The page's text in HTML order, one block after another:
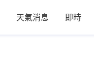
天氣消息 即時